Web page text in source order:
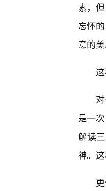
素，
忘怀
意的美
是一
解读
神。